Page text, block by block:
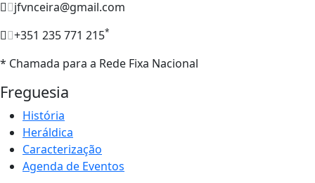
jfvnceira@gmail.com
+351 235 771 215*
* Chamada para a Rede Fixa Nacional
Freguesia
História
Heráldica
Caracterização
Agenda de Eventos